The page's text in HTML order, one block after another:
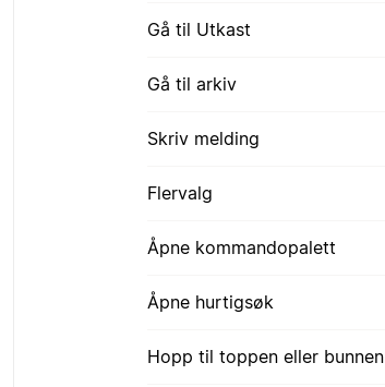
Gå til Utkast
Gå til arkiv
Skriv melding
Flervalg
Åpne kommandopalett
Åpne hurtigsøk
Hopp til toppen eller bunnen